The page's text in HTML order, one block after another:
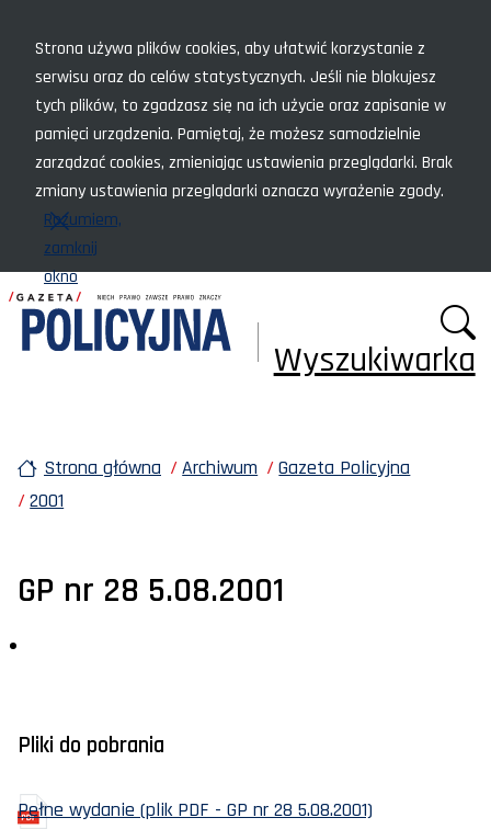
Strona używa plików cookies, aby ułatwić korzystanie z
serwisu oraz do celów statystycznych. Jeśli nie blokujesz
tych plików, to zgadzasz się na ich użycie oraz zapisanie w
pamięci urządzenia. Pamiętaj, że możesz samodzielnie
zarządzać cookies, zmieniając ustawienia przeglądarki. Brak
zmiany ustawienia przeglądarki oznacza wyrażenie zgody.
Rozumiem,
zamknij
okno
Wyszukiwarka
Strona główna Archiwum
Gazeta Policyjna
2001
GP nr 28 5.08.2001
Pliki do pobrania
Pełne wydanie (plik PDF - GP nr 28 5.08.2001)